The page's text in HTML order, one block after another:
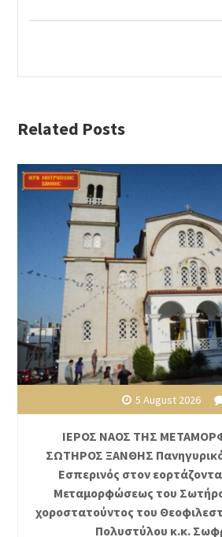
Related Posts
5 August 2026
ΙΕΡΟΣ ΝΑΟΣ ΤΗΣ
ΣΩΤΗΡΟΣ ΞΑΝΘΗΣ
Εσπερινός στον
Μεταμορφώσεως του
χοροστατούντος του
Πολυστύλου κ.κ.